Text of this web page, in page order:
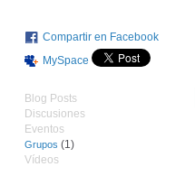
Compartir en Facebook
MySpace
Blog Posts
Discusiones
Eventos
Grupos (1)
Vídeos